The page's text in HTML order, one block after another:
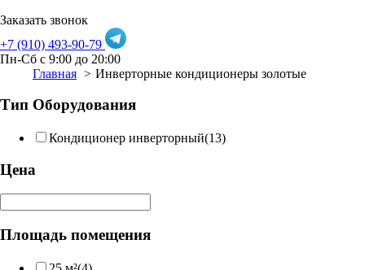
Заказать звонок
+7 (910) 493-90-79
Пн-Сб с 9:00 до 20:00
Главная
Инверторные кондиционеры золотые
Тип Оборудования
Кондиционер инверторный(13)
Цена
Площадь помещения